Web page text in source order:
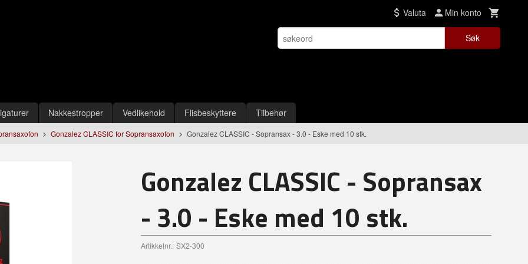
Valuta Min konto
Søk
Nakkestropper Vedlikehold Flisbeskyttere Tilbehør
Gonzalez CLASSIC for Sopransaxofon Gonzalez CLASSIC - Sopransax - 3.0 - Eske med 10 stk.
Gonzalez CLASSIC - Sopransax
- 3.0 - Eske med 10 stk.
Artikkelnr.: SX2-300